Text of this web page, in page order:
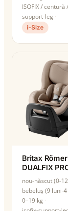
ISOFIX / centură
support-leg
i-Size
Britax Römer
DUALFIX
nou-născut (0-
bebeluș (9 luni-
0–19 kg